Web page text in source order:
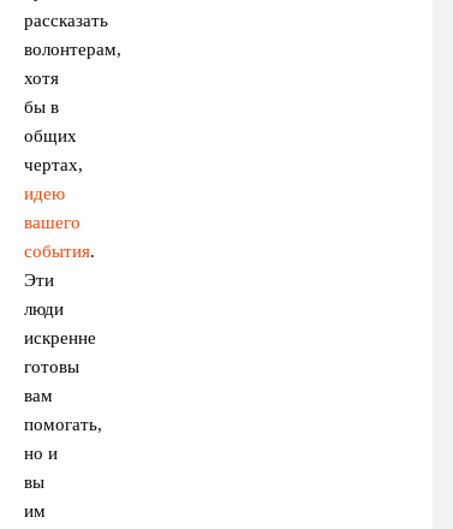
рассказать
волонтерам,
хотя
бы в
общих
чертах,
идею
вашего
события.
Эти
люди
искренне
готовы
вам
помогать,
но и
вы
им